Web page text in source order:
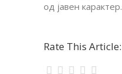
од јавен карактер.
Rate This Article: